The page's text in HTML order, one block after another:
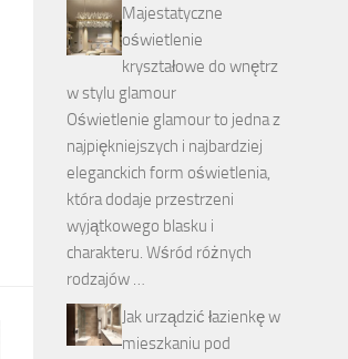
Majestatyczne
oświetlenie
kryształowe do wnętrz
w stylu glamour
Oświetlenie glamour to jedna z
najpiękniejszych i najbardziej
eleganckich form oświetlenia,
która dodaje przestrzeni
wyjątkowego blasku i
charakteru. Wśród różnych
rodzajów …
Jak urządzić łazienkę w
mieszkaniu pod